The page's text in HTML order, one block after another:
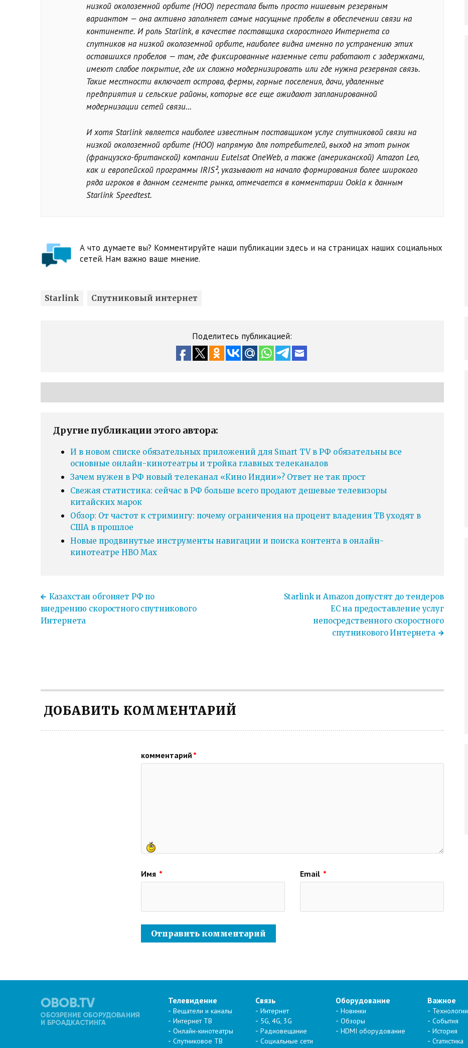
низкой околоземной орбите (НОО) перестала быть просто нишевым резервным
вариантом — она активно заполняет самые насущные пробелы в обеспечении связи на
континенте. И роль Starlink, в качестве поставщика скоростного Интернета со
спутников на низкой околоземной орбите, наиболее видна именно по устранению этих
оставшихся пробелов — там, где фиксированные наземные сети работают с задержками,
имеют слабое покрытие, где их сложно модернизировать или где нужна резервная связь.
Такие местности включает острова, фермы, горные поселения, дачи, удаленные
предприятия и сельские районы, которые все еще ожидают запланированной
модернизации сетей связи…
И хотя Starlink является наиболее известным поставщиком услуг спутниковой связи на
низкой околоземной орбите (НОО) напрямую для потребителей, выход на этот рынок
(французско-британской) компании Eutelsat OneWeb, а также (американской) Amazon Leo,
как и европейской программы IRIS², указывают на начало формирования более широкого
ряда игроков в данном сегменте рынка, отмечается в комментарии Ookla к данным
Starlink Speedtest.
А что думаете вы? Комментируйте наши публикации здесь и на страницах наших социальных
сетей. Нам важно ваше мнение.
Starlink Спутниковый интернет
Поделитесь публикацией:
Другие публикации этого автора:
И в новом списке обязательных приложений для Smart TV в РФ обязательны все
основные онлайн-кинотеатры и тройка главных телеканалов
Зачем нужен в РФ новый телеканал «Кино Индии»? Ответ не так прост
Свежая статистика: сейчас в РФ больше всего продают дешевые телевизоры
китайских марок
Обзор: От частот к стримингу: почему ограничения на процент владения ТВ уходят в
США в прошлое
Новые продвинутые инструменты навигации и поиска контента в онлайн-
кинотеатре HBO Max
Казахстан обгоняет РФ по
внедрению скоростного спутникового
Интернета
Starlink и Amazon допустят до тендеров
ЕС на предоставление услуг
непосредственного скоростного
спутникового Интернета
ДОБАВИТЬ КОММЕНТАРИЙ
комментарий *
Имя * Email *
Телевидение
Вещатели и каналы
Интернет ТВ
Онлайн-кинотеатры
Спутниковое ТВ
Связь
Интернет
5G, 4G, 3G
Радиовещание
Социальные сети
Оборудование
Новинки
Обзоры
HDMI оборудование
Важное
Технологии
События
История
Статистика